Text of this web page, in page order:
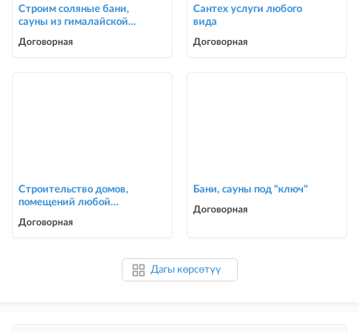
Строим соляные бани,
сауны из гималайской
Договорная
Сантех услуги любого
вида
Договорная
Строительство домов,
помещений любой
Договорная
Бани, сауны под "ключ"
Договорная
Дагы көрсөтүү